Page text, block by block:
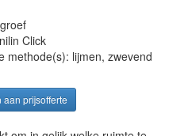
Click
methode(s): lijmen, zwevend